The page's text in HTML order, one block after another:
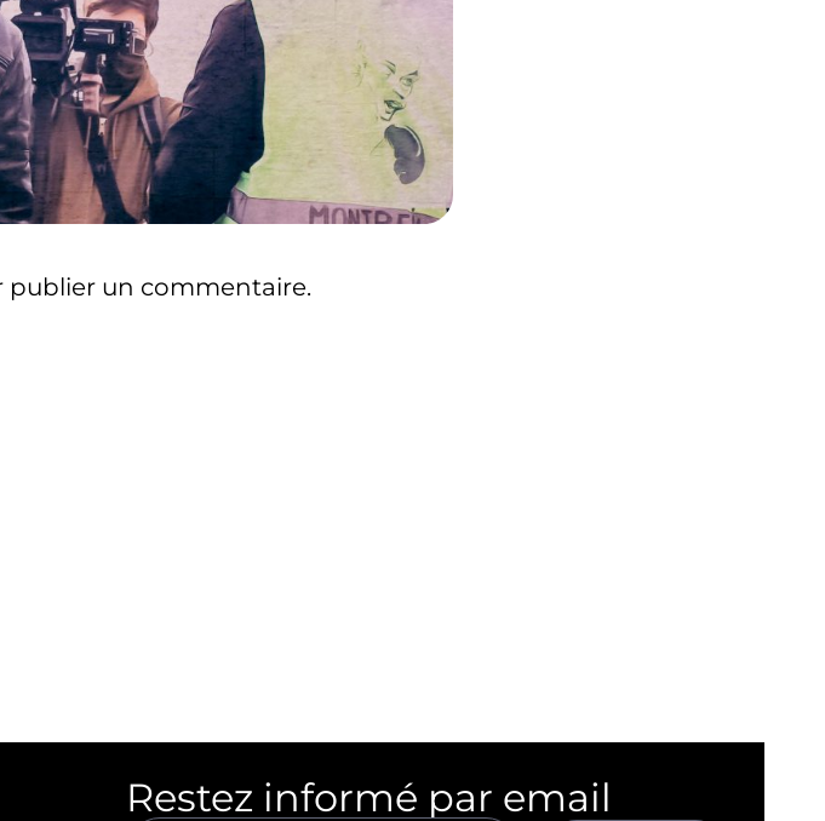
publier un commentaire.
Restez informé par email